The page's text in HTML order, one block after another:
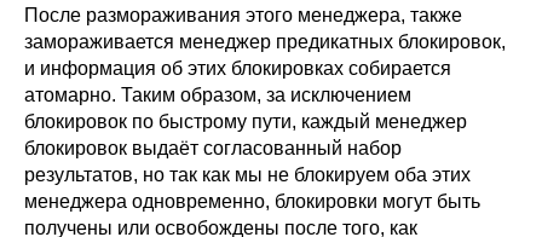
После размораживания этого менеджера, также
замораживается менеджер предикатных блокировок,
и информация об этих блокировках собирается
атомарно. Таким образом, за исключением
блокировок по быстрому пути, каждый менеджер
блокировок выдаёт согласованный набор
результатов, но так как мы не блокируем оба этих
менеджера одновременно, блокировки могут быть
получены или освобождены после того, как